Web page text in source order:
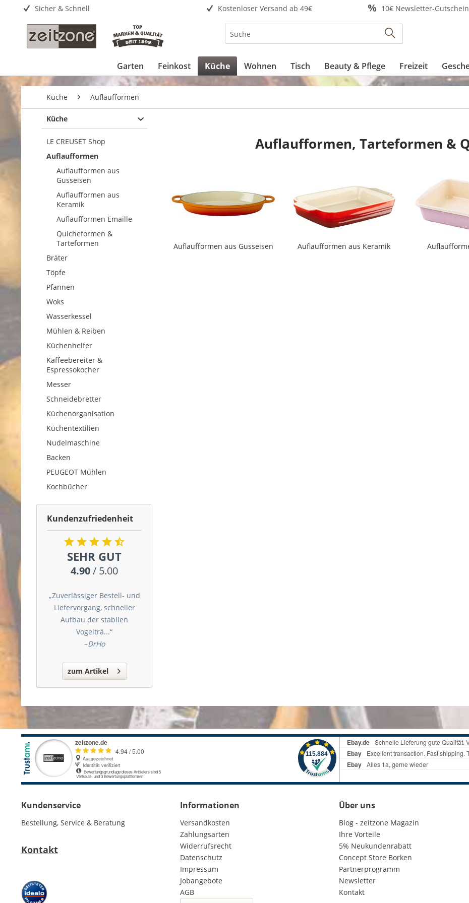
Sicher & Schnell Kostenloser Versand ab 49€ 10€ Newsletter-Gutschein
Garten Feinkost Küche Wohnen Tisch Beauty & Pflege Freizeit
Küche Auflaufformen
Küche
LE CREUSET Shop
Auflaufformen
Auflaufformen aus
Gusseisen
Auflaufformen aus
Keramik
Auflaufformen Emaille
Quicheformen &
Tarteformen
Bräter
Töpfe
Pfannen
Woks
Wasserkessel
Mühlen & Reiben
Küchenhelfer
Kaffeebereiter &
Espressokocher
Messer
Schneidebretter
Küchenorganisation
Küchentextilien
Nudelmaschine
Backen
PEUGEOT Mühlen
Kochbücher
Kundenzufriedenheit
SEHR GUT
4.90/ 5.00
„Zuverlässiger Bestell- und
Liefervorgang, schneller
Aufbau der stabilen
Vogelträ...“
–DrHo
zum Artikel
Auflaufformen, Tarteformen &
Auflaufformen aus Gusseisen Auflaufformen aus Keramik
Kundenservice
Bestellung, Service & Beratung
Kontakt
Informationen
Versandkosten
Zahlungsarten
Widerrufsrecht
Datenschutz
Impressum
Jobangebote
AGB
Über uns
Blog - zeitzone Magazin
Ihre Vorteile
5% Neukundenrabatt
Concept Store Borken
Partnerprogramm
Newsletter
Kontakt